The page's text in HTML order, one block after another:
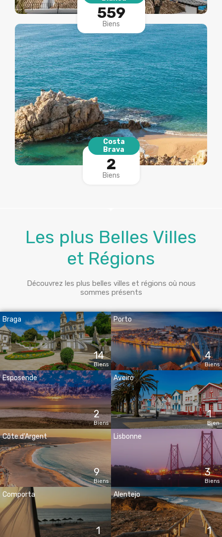
559
Biens
Costa
Brava
2
Biens
Les plus Belles Villes
et Régions
Découvrez les plus belles villes et régions où nous
sommes présents
Braga
14
Biens
Porto
4
Biens
Esposende
2
Biens
Aveiro
1
Bien
Côte d'Argent
9
Biens
Lisbonne
3
Biens
Comporta
1
Alentejo
1